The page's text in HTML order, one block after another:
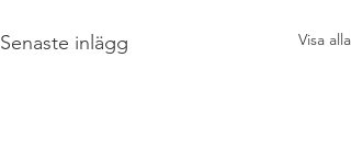
Senaste inlägg Visa alla